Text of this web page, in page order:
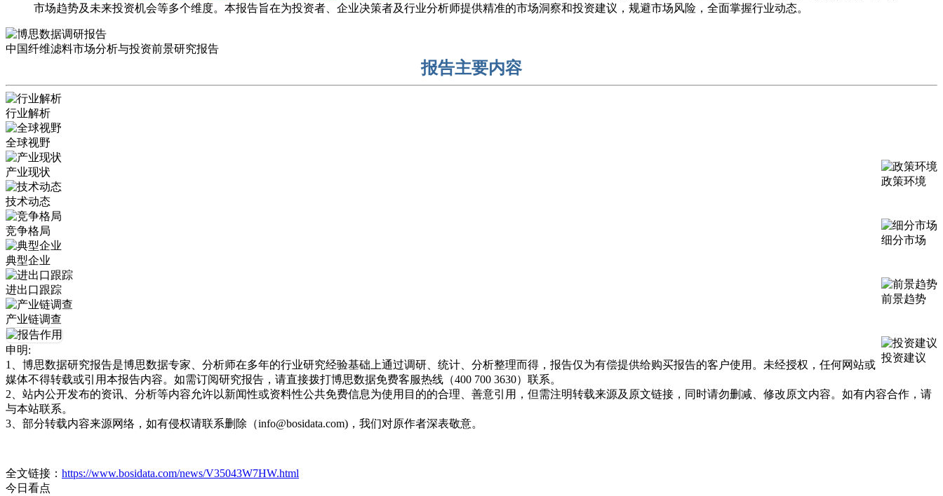
市场趋势及未来投资机会等多个维度。本报告旨在为投资者、企业决策者及行业分析师提供精准的市场洞察和投资建议，规避市场风险，全面掌握行业动态。
中国纤维滤料市场分析与投资前景研究报告
报告主要内容
行业解析
全球视野
政策环境
产业现状
技术动态
细分市场
竞争格局
典型企业
前景趋势
进出口跟踪
产业链调查
投资建议
申明:
1、博思数据研究报告是博思数据专家、分析师在多年的行业研究经验基础上通过调研、统计、分析整理而得，报告仅为有偿提供给购买报告的客户使用。未经授权，任何网站或
媒体不得转载或引用本报告内容。如需订阅研究报告，请直接拨打博思数据免费客服热线（400 700 3630）联系。
2、站内公开发布的资讯、分析等内容允许以新闻性或资料性公共免费信息为使用目的的合理、善意引用，但需注明转载来源及原文链接，同时请勿删减、修改原文内容。如有内容合作，请
与本站联系。
3、部分转载内容来源网络，如有侵权请联系删除（info@bosidata.com)，我们对原作者深表敬意。
全文链接： https://www.bosidata.com/news/V35043W7HW.html
今日看点